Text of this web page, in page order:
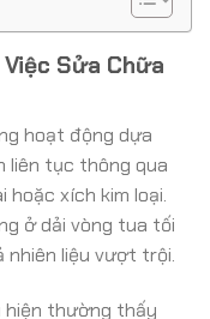
Việc Sửa Chữa
hoạt động dựa
liên tục thông qua
hoặc xích kim loại.
ở dải vòng tua tối
nhiên liệu vượt trội.
hiện thường thấy